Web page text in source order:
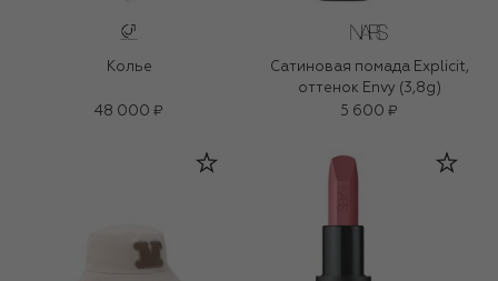
Колье
48 000 ₽
Сатиновая помада Explicit,
оттенок Envy (3,8g)
5 600 ₽